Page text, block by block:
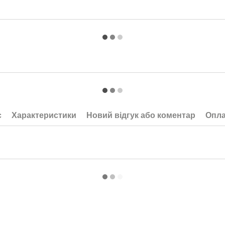
Характеристики Новий відгук або коментар